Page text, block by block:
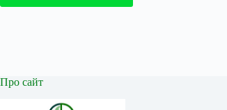
Про сайт